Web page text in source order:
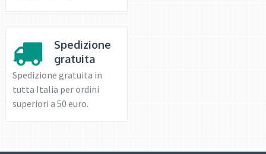
Spedizione
gratuita
Spedizione gratuita in
tutta Italia per ordini
superiori a 50 euro.